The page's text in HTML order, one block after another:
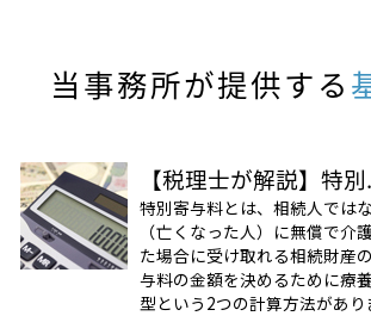
当事務所が提供する
【税理士が解説】特
特別寄与料とは、相続人では
（亡くなった人）に無償で介
た場合に受け取れる相続財産
与料の金額を決めるために療
型という2つの計算方法があ